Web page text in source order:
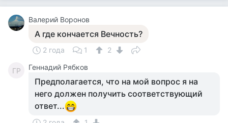
Валерий Воронов
А где кончается Вечность?
2 года 1 2
ГР Геннадий Рябков
Предполагается, что на мой вопрос я на
него должен получить соответствующий
ответ...